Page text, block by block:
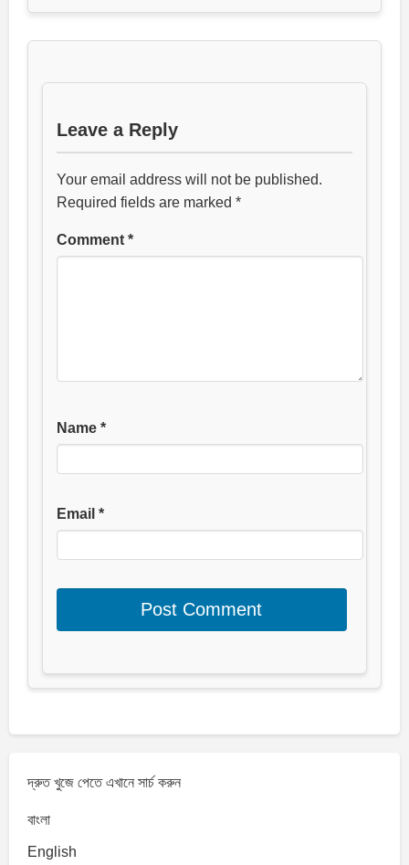
Leave a Reply
Your email address will not be published.
Required fields are marked *
Comment *
Name *
Email *
দ্রুত খুজে পেতে এখানে সার্চ করুন
বাংলা
English